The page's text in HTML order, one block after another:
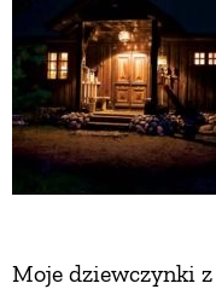
Moje dziewczynki